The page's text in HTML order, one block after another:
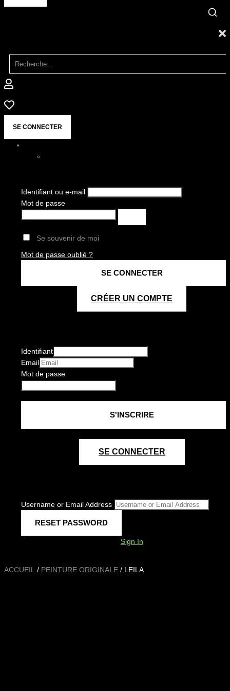
SE CONNECTER
Identifiant ou e-mail
Mot de passe
Se souvenir de moi
Mot de passe oublié ?
CRÉER UN COMPTE
Identifiant
Email
Mot de passe
SE CONNECTER
Username or Email Address
Sign In
ACCUEIL / PEINTURE ORIGINALE / LEILA